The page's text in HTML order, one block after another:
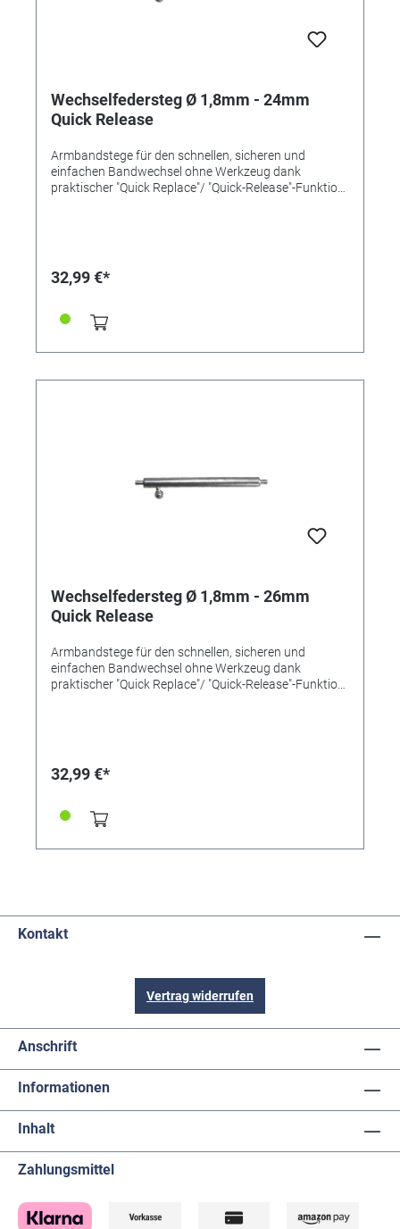
Wechselfedersteg Ø 1,8mm - 24mm
Quick Release
Armbandstege für den schnellen, sicheren und
einfachen Bandwechsel ohne Werkzeug dank
praktischer "Quick Replace"/ "Quick-Release"-Funktion
32,99 €*
Wechselfedersteg Ø 1,8mm - 26mm
Quick Release
Armbandstege für den schnellen, sicheren und
einfachen Bandwechsel ohne Werkzeug dank
praktischer "Quick Replace"/ "Quick-Release"-Funktion
32,99 €*
Kontakt
Vertrag widerrufen
Anschrift
Informationen
Inhalt
Zahlungsmittel